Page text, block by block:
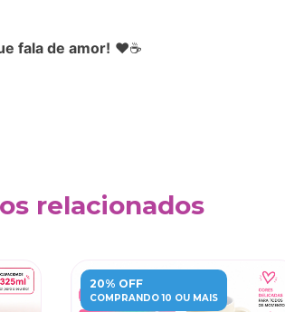
fala de amor! ❤️☕
relacionados
20% OFF
COMPRANDO 10 OU MAIS